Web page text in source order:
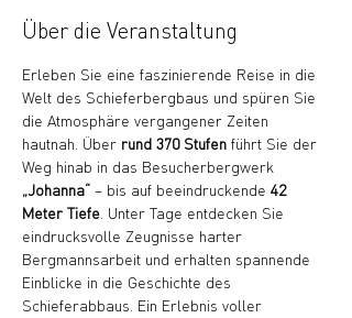
Über die Veranstaltung
Erleben Sie eine faszinierende Reise in die
Welt des Schieferbergbaus und spüren Sie
die Atmosphäre vergangener Zeiten
hautnah. Über rund 370 Stufen führt Sie der
Weg hinab in das Besucherbergwerk
„Johanna“ – bis auf beeindruckende 42
Meter Tiefe . Unter Tage entdecken Sie
eindrucksvolle Zeugnisse harter
Bergmannsarbeit und erhalten spannende
Einblicke in die Geschichte des
Schieferabbaus. Ein Erlebnis voller